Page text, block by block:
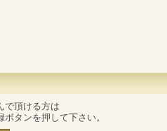
で頂ける方は
タンを押して下さい。